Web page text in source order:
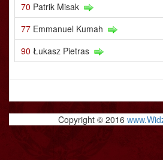
70 Patrik Misak
77 Emmanuel Kumah
90 Łukasz Pietras
Copyright © 2016